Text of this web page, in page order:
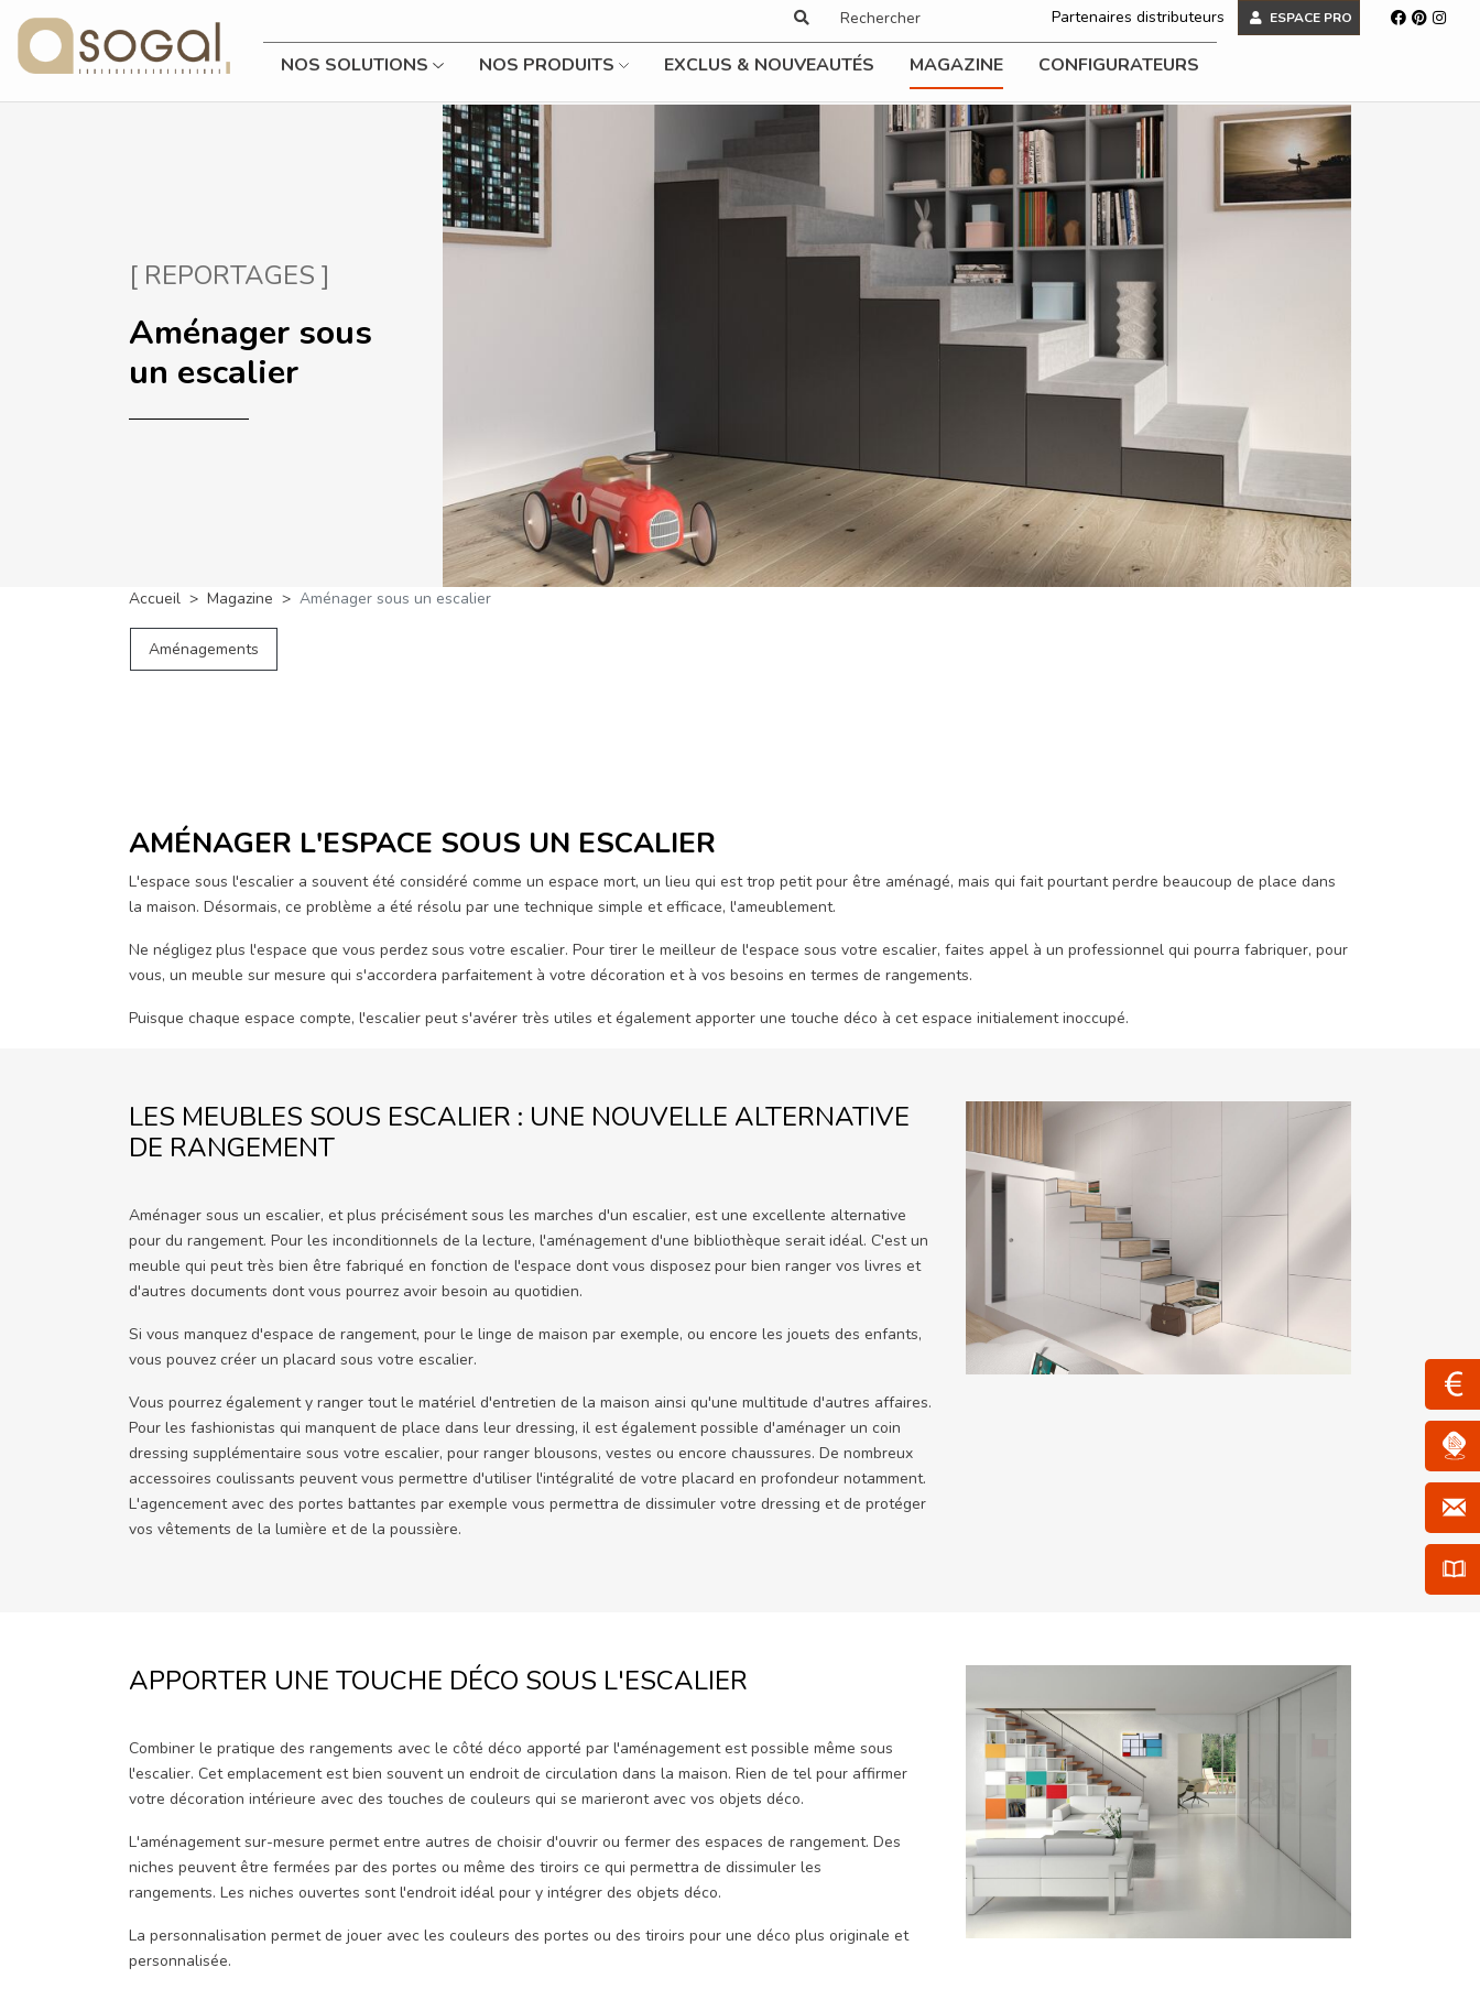
Partenaires distributeurs ESPACE PRO
NOS SOLUTIONS NOS PRODUITS EXCLUS & NOUVEAUTÉS MAGAZINE CONFIGURATEURS
[ REPORTAGES ]
Aménager sous
un escalier
Accueil Magazine Aménager sous un escalier
Aménagements
AMÉNAGER L'ESPACE SOUS UN ESCALIER
L'espace sous l'escalier a souvent été considéré comme un espace mort, un lieu qui est trop petit pour être aménagé, mais qui fait pourtant perdre beaucoup de place dans
la maison. Désormais, ce problème a été résolu par une technique simple et efficace, l'ameublement.
Ne négligez plus l'espace que vous perdez sous votre escalier. Pour tirer le meilleur de l'espace sous votre escalier, faites appel à un professionnel qui pourra fabriquer, pour
vous, un meuble sur mesure qui s'accordera parfaitement à votre décoration et à vos besoins en termes de rangements.
Puisque chaque espace compte, l'escalier peut s'avérer très utiles et également apporter une touche déco à cet espace initialement inoccupé.
LES MEUBLES SOUS ESCALIER : UNE NOUVELLE ALTERNATIVE
DE RANGEMENT
Aménager sous un escalier, et plus précisément sous les marches d'un escalier, est une excellente alternative
pour du rangement. Pour les inconditionnels de la lecture, l'aménagement d'une bibliothèque serait idéal. C'est un
meuble qui peut très bien être fabriqué en fonction de l'espace dont vous disposez pour bien ranger vos livres et
d'autres documents dont vous pourrez avoir besoin au quotidien.
Si vous manquez d'espace de rangement, pour le linge de maison par exemple, ou encore les jouets des enfants,
vous pouvez créer un placard sous votre escalier.
Vous pourrez également y ranger tout le matériel d'entretien de la maison ainsi qu'une multitude d'autres affaires.
Pour les fashionistas qui manquent de place dans leur dressing, il est également possible d'aménager un coin
dressing supplémentaire sous votre escalier, pour ranger blousons, vestes ou encore chaussures. De nombreux
accessoires coulissants peuvent vous permettre d'utiliser l'intégralité de votre placard en profondeur notamment.
L'agencement avec des portes battantes par exemple vous permettra de dissimuler votre dressing et de protéger
vos vêtements de la lumière et de la poussière.
APPORTER UNE TOUCHE DÉCO SOUS L'ESCALIER
Combiner le pratique des rangements avec le côté déco apporté par l'aménagement est possible même sous
l'escalier. Cet emplacement est bien souvent un endroit de circulation dans la maison. Rien de tel pour affirmer
votre décoration intérieure avec des touches de couleurs qui se marieront avec vos objets déco.
L'aménagement sur-mesure permet entre autres de choisir d'ouvrir ou fermer des espaces de rangement. Des
niches peuvent être fermées par des portes ou même des tiroirs ce qui permettra de dissimuler les
rangements. Les niches ouvertes sont l'endroit idéal pour y intégrer des objets déco.
La personnalisation permet de jouer avec les couleurs des portes ou des tiroirs pour une déco plus originale et
personnalisée.